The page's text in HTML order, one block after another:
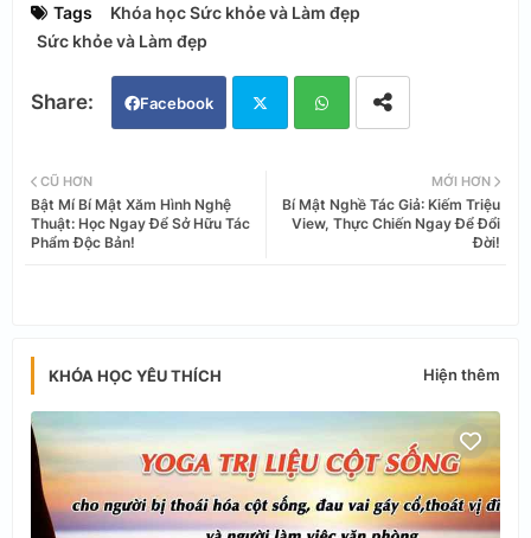
Tags
Khóa học Sức khỏe và Làm đẹp
Sức khỏe và Làm đẹp
Facebook
ats
MỚI HƠN
Bí Mật Nghề Tác Giả: Kiếm Triệu
View, Thực Chiến Ngay Để Đổi
Đời!
CŨ HƠN
Bật Mí Bí Mật Xăm Hình Nghệ
Thuật: Học Ngay Để Sở Hữu Tác
Phẩm Độc Bản!
KHÓA HỌC YÊU THÍCH Hiện thêm